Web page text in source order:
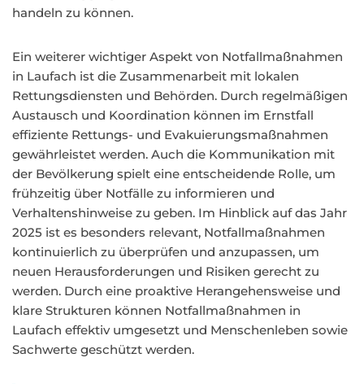
handeln zu können.
Ein weiterer wichtiger Aspekt von Notfallmaßnahmen
in Laufach ist die Zusammenarbeit mit lokalen
Rettungsdiensten und Behörden. Durch regelmäßigen
Austausch und Koordination können im Ernstfall
effiziente Rettungs- und Evakuierungsmaßnahmen
gewährleistet werden. Auch die Kommunikation mit
der Bevölkerung spielt eine entscheidende Rolle, um
frühzeitig über Notfälle zu informieren und
Verhaltenshinweise zu geben. Im Hinblick auf das Jahr
2025 ist es besonders relevant, Notfallmaßnahmen
kontinuierlich zu überprüfen und anzupassen, um
neuen Herausforderungen und Risiken gerecht zu
werden. Durch eine proaktive Herangehensweise und
klare Strukturen können Notfallmaßnahmen in
Laufach effektiv umgesetzt und Menschenleben sowie
Sachwerte geschützt werden.